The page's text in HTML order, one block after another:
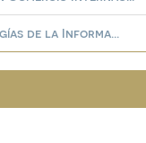
de la Informa...